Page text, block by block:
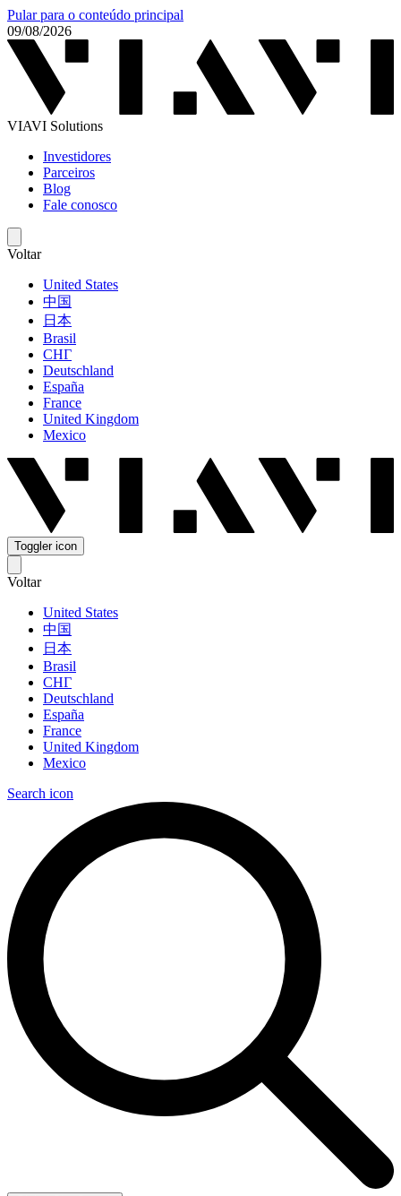
Pular para o conteúdo principal
09/08/2026
VIAVI Solutions
Investidores
Parceiros
Blog
Fale conosco
Voltar
United States
中国
日本
Brasil
СНГ
Deutschland
España
France
United Kingdom
Mexico
Toggler icon
Voltar
United States
中国
日本
Brasil
СНГ
Deutschland
España
France
United Kingdom
Mexico
Search icon